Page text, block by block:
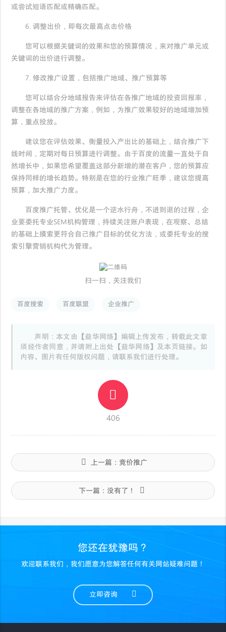
或尝试短语匹配或精确匹配。
6. 调整出价，即每次最高点击价格
您可以根据关键词的效果和您的预算情况，来对推广单元或
关键词的出价进行调整。
7. 修改推广设置，包括推广地域、推广预算等
您可以结合分地域报告来评估在各推广地域的投资回报率，
调整在各地域的推广方案，例如，为推广效果较好的地域增加预
算，重点投放。
建议您在评估效果、衡量投入产出比的基础上，结合推广下
线时间，定期对每日预算进行调整。由于百度的流量一直处于自
然增长中，如果您希望覆盖这部分新增的潜在客户，您的预算应
保持同样的增长趋势。特别是在您的行业推广旺季，建议您提高
预算，加大推广力度。
百度推广托管、优化是一个逆水行舟，不进则退的过程，企
业要委托专业SEM机构管理，持续关注账户表现，在观察、总结
的基础上摸索更符合自己推广目标的优化方法，或委托专业的搜
索引擎营销机构代为管理。
扫一扫，关注我们
百度搜索 百度联盟 企业推广
声明：本文由【益华网络】编辑上传发布，转载此文章
须经作者同意，并请附上出处【益华网络】及本页链接。如
内容、图片有任何版权问题，请联系我们进行处理。
406
上一篇：竞价推广
下一篇： 没有了！
您还在犹豫吗？
欢迎联系我们，我们愿意为您解答任何有关网站疑难问题！
立即咨询